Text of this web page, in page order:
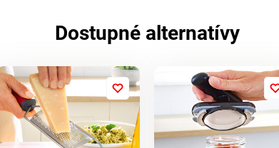
Dostupné alternatívy